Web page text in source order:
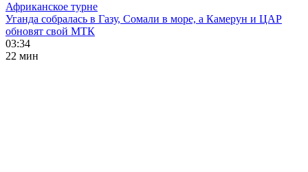
Африканское турне
Уганда собралась в Газу, Сомали в море, а Камерун и ЦАР
обновят свой МТК
03:34
22 мин